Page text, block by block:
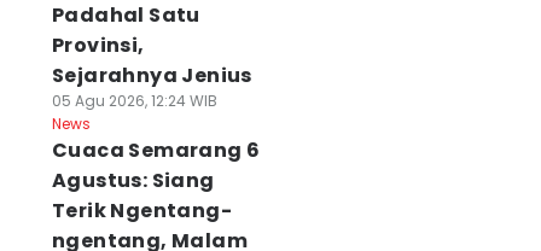
Padahal Satu
Provinsi,
Sejarahnya Jenius
05 Agu 2026, 12:24 WIB
News
Cuaca Semarang 6
Agustus: Siang
Terik Ngentang-
ngentang, Malam